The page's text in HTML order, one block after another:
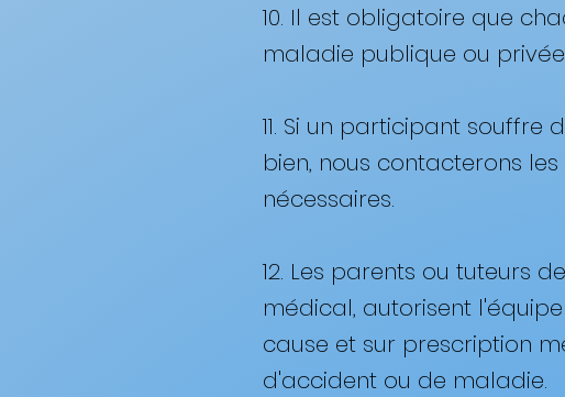
10. Il est obligatoire que
maladie publique ou
11. Si un participant
bien, nous contacterons
nécessaires. ​
12. Les parents ou tuteurs
médical, autorisent
cause et sur prescription
d'accident ou de maladie.